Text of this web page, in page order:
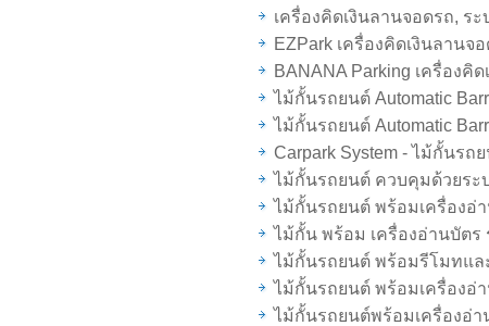
เครื่องคิดเงินลานจอดรถ, ร
EZPark เครื่องคิดเงินลานจ
BANANA Parking เครื่องคิ
ไม้กั้นรถยนต์ Automatic
ไม้กั้นรถยนต์ Automatic
Carpark System - ไม้กั้นรถ
ไม้กั้นรถยนต์ ควบคุมด้วยระ
ไม้กั้นรถยนต์ พร้อมเครื่องอ่
ไม้กั้น พร้อม เครื่องอ่านบัตร
ไม้กั้นรถยนต์ พร้อมรีโมทแล
ไม้กั้นรถยนต์ พร้อมเครื่องอ่า
ไม้กั้นรถยนต์พร้อมเครื่องอ่า